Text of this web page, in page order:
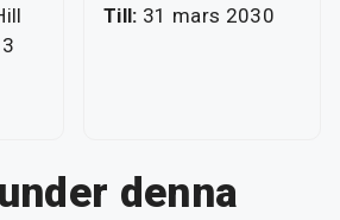
Till: 31 mars 2030
denna